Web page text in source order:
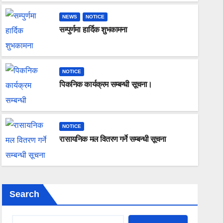
NOTICE
रासायनिक मल वितरण गर्ने
RAMU660
NEWS NOTICE
सम्पुर्णमा हार्दिक शुभकामना
NOTICE
पिकनिक कार्यक्रम सम्बन्धी सूचना।
NOTICE
रासायनिक मल वितरण गर्ने सम्बन्धी सूचना
Search